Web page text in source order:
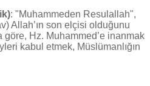
: "Muhammeden Resulallah",
Allah’ın son elçisi olduğunu
göre, Hz. Muhammed’e inanmak
kabul etmek, Müslümanlığın